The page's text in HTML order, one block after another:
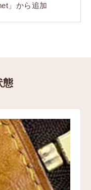
」から追加
態